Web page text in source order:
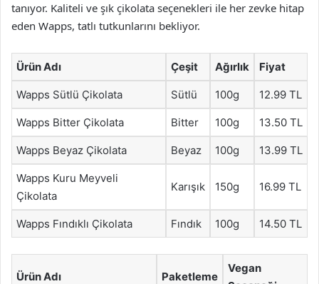
tanıyor. Kaliteli ve şık çikolata seçenekleri ile her zevke hitap
eden Wapps, tatlı tutkunlarını bekliyor.
Ürün Adı Çeşit Ağırlık Fiyat
Wapps Sütlü Çikolata Sütlü 100g 12.99 TL
Wapps Bitter Çikolata Bitter 100g 13.50 TL
Wapps Beyaz Çikolata Beyaz 100g 13.99 TL
Wapps Kuru Meyveli
Çikolata
Karışık 150g 16.99 TL
Wapps Fındıklı Çikolata Fındık 100g 14.50 TL
Ürün Adı Paketleme
Vegan